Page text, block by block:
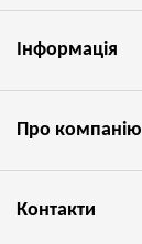
Інформація
Про компанію
Контакти